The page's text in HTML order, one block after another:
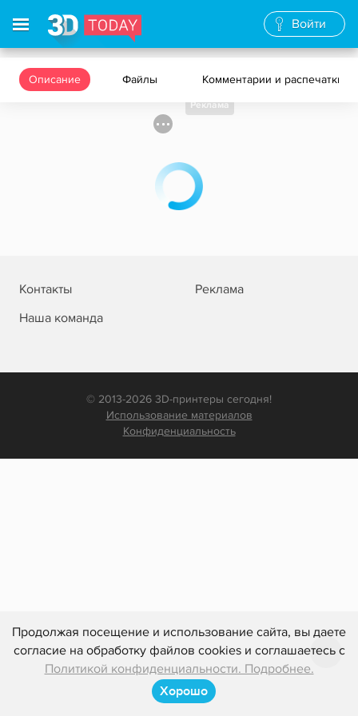
Продолжая посещение и использование сайта, вы даете
согласие на обработку файлов cookies и соглашаетесь с
Политикой конфиденциальности. Подробнее.
Хорошо
Войти
Описание Файлы Комментарии и распечатки
Реклама
Контакты
Реклама
Наша команда
© 2013-2026 3D-принтеры сегодня!
Использование материалов
Конфиденциальность